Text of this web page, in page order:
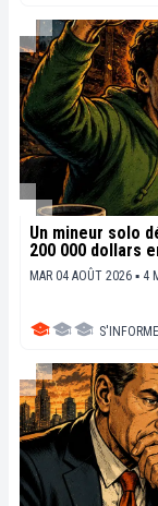
Un mineur solo
200 000 dollars
MAR 04 AOÛT 2026 ▪ 4